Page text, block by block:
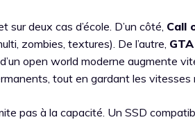
deux cas d’école. D’un côté, Call
zombies, textures). De l’autre,
open world moderne augmente
tout en gardant les vitesses
pas à la capacité. Un SSD